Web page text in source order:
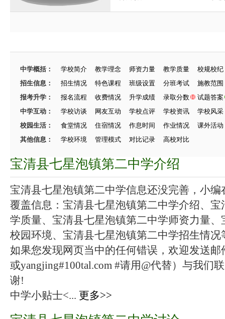
中学概括： 学校简介 教学理念 师资力量 教学质量
校规校纪
招生信息：
招生情况 特色课程 班级设置 分班考试
施教范围
报考升学：
报名流程 收费情况 升学成绩 录取分数
试题答案
中学互动：
学校访谈 网友互动 学校点评 学校资讯
学校风采
校园生活：
食堂情况 住宿情况 作息时间 作业情况
课外活动
其他信息：
学校环境 管理模式 对比记录 高校对比
宝清县七星泡镇第二中学介绍
宝清县七星泡镇第二中学信息还没完善，小编
覆盖信息：宝清县七星泡镇第二中学介绍、
学质量、宝清县七星泡镇第二中学师资力量
校园环境、宝清县七星泡镇第二中学招生情况
如果您发现网页当中的任何错误，欢迎发送邮
或yangjing#100tal.com #请用@代替）与我们
谢!
中学小贴士<... 更多>>